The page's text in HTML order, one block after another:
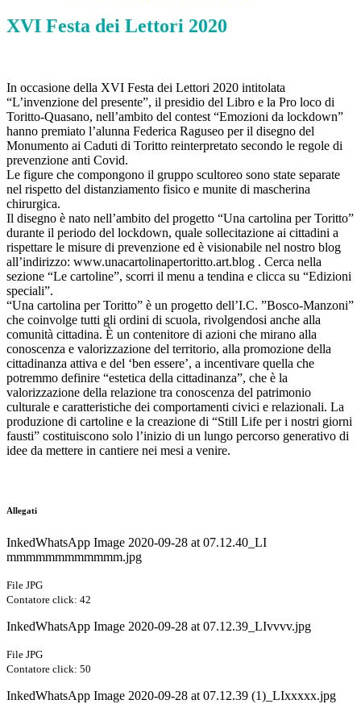
XVI Festa dei Lettori 2020
In occasione della XVI Festa dei Lettori 2020 intitolata
“L’invenzione del presente”, il presidio del Libro e la Pro loco di
Toritto-Quasano, nell’ambito del contest “Emozioni da lockdown”
hanno premiato l’alunna Federica Raguseo per il disegno del
Monumento ai Caduti di Toritto reinterpretato secondo le regole di
prevenzione anti Covid.
Le figure che compongono il gruppo scultoreo sono state separate
nel rispetto del distanziamento fisico e munite di mascherina
chirurgica.
Il disegno è nato nell’ambito del progetto “Una cartolina per Toritto”
durante il periodo del lockdown, quale sollecitazione ai cittadini a
rispettare le misure di prevenzione ed è visionabile nel nostro blog
all’indirizzo: www.unacartolinapertoritto.art.blog . Cerca nella
sezione “Le cartoline”, scorri il menu a tendina e clicca su “Edizioni
speciali”.
“Una cartolina per Toritto” è un progetto dell’I.C. ”Bosco-Manzoni”
che coinvolge tutti gli ordini di scuola, rivolgendosi anche alla
comunità cittadina. È un contenitore di azioni che mirano alla
conoscenza e valorizzazione del territorio, alla promozione della
cittadinanza attiva e del ‘ben essere’, a incentivare quella che
potremmo definire “estetica della cittadinanza”, che è la
valorizzazione della relazione tra conoscenza del patrimonio
culturale e caratteristiche dei comportamenti civici e relazionali. La
produzione di cartoline e la creazione di “Still Life per i nostri giorni
fausti” costituiscono solo l’inizio di un lungo percorso generativo di
idee da mettere in cantiere nei mesi a venire.
Allegati
InkedWhatsApp Image 2020-09-28 at 07.12.40_LI
mmmmmmmmmmmm.jpg
File JPG
Contatore click: 42
InkedWhatsApp Image 2020-09-28 at 07.12.39_LIvvvv.jpg
File JPG
Contatore click: 50
InkedWhatsApp Image 2020-09-28 at 07.12.39 (1)_LIxxxxx.jpg